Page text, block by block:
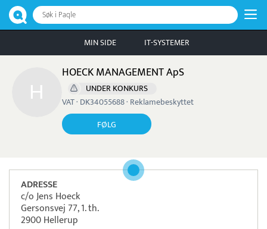
Søk i Paqle
MIN SIDE IT-SYSTEMER
HOECK MANAGEMENT ApS
UNDER KONKURS
VAT · DK34055688 · Reklamebeskyttet
FØLG
ADRESSE
c/o Jens Hoeck
Gersonsvej 77, 1. th.
2900 Hellerup